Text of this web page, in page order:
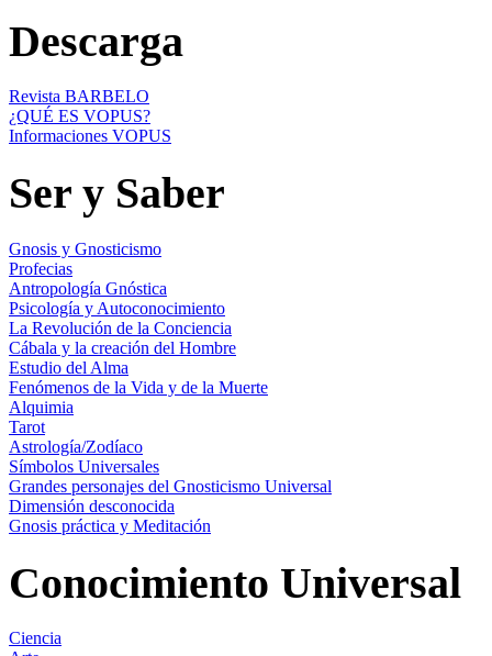
Descarga
Revista BARBELO
¿QUÉ ES VOPUS?
Informaciones VOPUS
Ser y Saber
Gnosis y Gnosticismo
Profecias
Antropología Gnóstica
Psicología y Autoconocimiento
La Revolución de la Conciencia
Cábala y la creación del Hombre
Estudio del Alma
Fenómenos de la Vida y de la Muerte
Alquimia
Tarot
Astrología/Zodíaco
Símbolos Universales
Grandes personajes del Gnosticismo Universal
Dimensión desconocida
Gnosis práctica y Meditación
Conocimiento Universal
Ciencia